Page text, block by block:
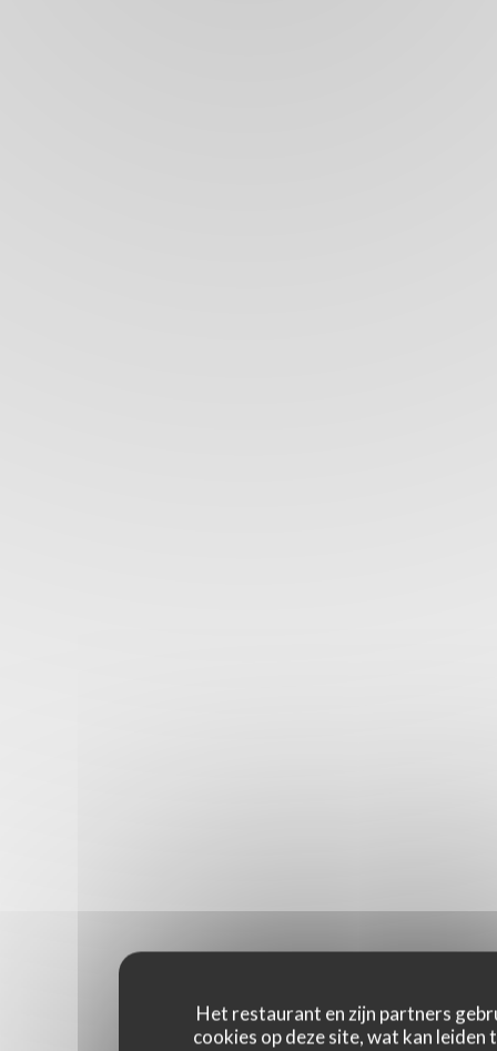
Het restaurant en zijn partners
cookies op deze site, wat kan leiden